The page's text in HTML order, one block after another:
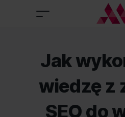
Jak
wiedzę z
SEO do